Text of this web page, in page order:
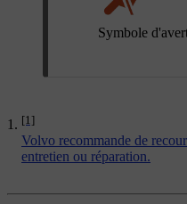
Symbole
[1]
Volvo recommande de
entretien ou réparation.